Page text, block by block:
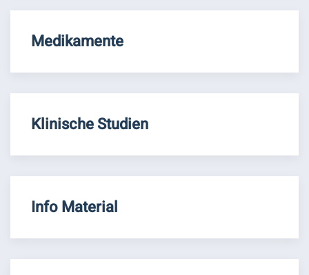
Medikamente
Klinische Studien
Info Material